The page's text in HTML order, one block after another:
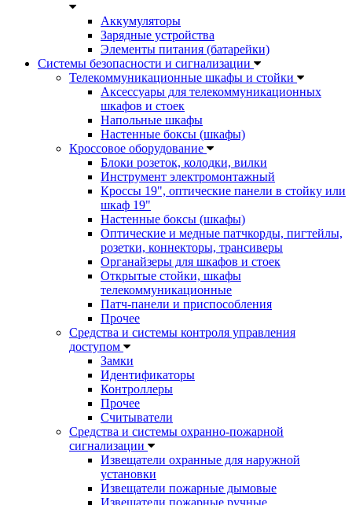
Аккумуляторы
Зарядные устройства
Элементы питания (батарейки)
Системы безопасности и сигнализации
Телекоммуникационные шкафы и стойки
Аксессуары для телекоммуникационных
шкафов и стоек
Напольные шкафы
Настенные боксы (шкафы)
Кроссовое оборудование
Блоки розеток, колодки, вилки
Инструмент электромонтажный
Кроссы 19", оптические панели в стойку или
шкаф 19"
Настенные боксы (шкафы)
Оптические и медные патчкорды, пигтейлы,
розетки, коннекторы, трансиверы
Органайзеры для шкафов и стоек
Открытые стойки, шкафы
телекоммуникационные
Патч-панели и приспособления
Прочее
Средства и системы контроля управления
доступом
Замки
Идентификаторы
Контроллеры
Прочее
Считыватели
Средства и системы охранно-пожарной
сигнализации
Извещатели охранные для наружной
установки
Извещатели пожарные дымовые
Извещатели пожарные ручные